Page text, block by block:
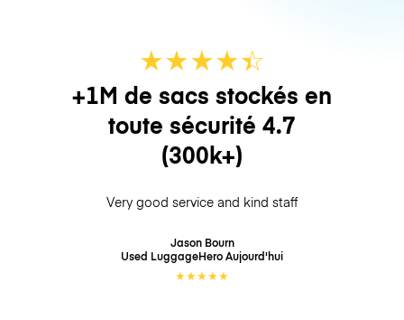
★★★★☆
★
+1M de sacs stockés en
toute sécurité 4.7
(300k+)
Very good service and kind staff
Jason Bourn
Used LuggageHeroAujourd'hui
★★★★★